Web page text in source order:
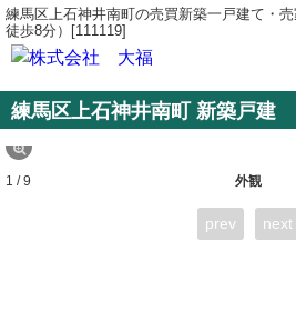
練馬区上石神井南町の売買新築一戸建て・
徒歩8分）[111119]
練馬区上石神井南町 新築戸建
外観
1 / 9
prev next